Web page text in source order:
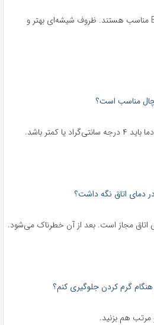
فقط ظروف پلاستیکی بدون BPA مناسب هستند. ظروف شیشه‌ای بهتر و
کمتر باشد.
اتاق مجاز است. بعد از آن خطرناک می‌شود.
هم بزنید.